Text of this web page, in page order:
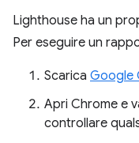
Lighthouse ha un
Per eseguire un
Scarica Google
Apri Chrome e
controllare